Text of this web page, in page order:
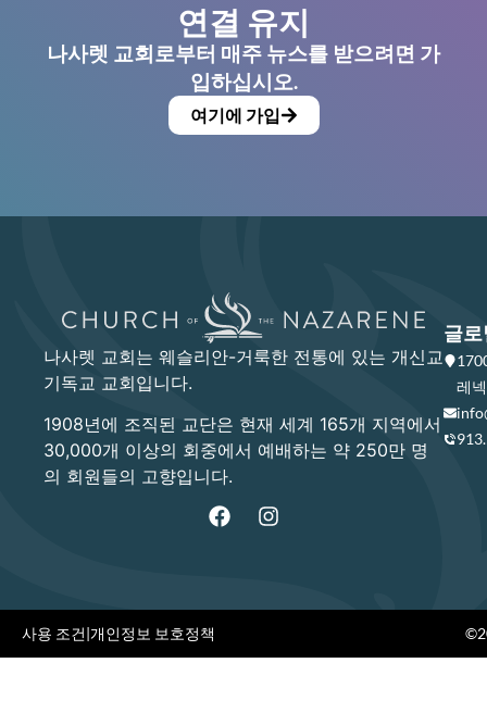
연결 유지
나사렛 교회로부터 매주 뉴스를 받으려면 가
입하십시오.
여기에 가입
나사렛 교회는 웨슬리안-거룩한 전통에 있는 개신교
기독교 교회입니다.
1908년에 조직된 교단은 현재 세계 165개 지역에서
30,000개 이상의 회중에서 예배하는 약 250만 명
의 회원들의 고향입니다.
글로
레
사용 조건|개인정보 보호정책